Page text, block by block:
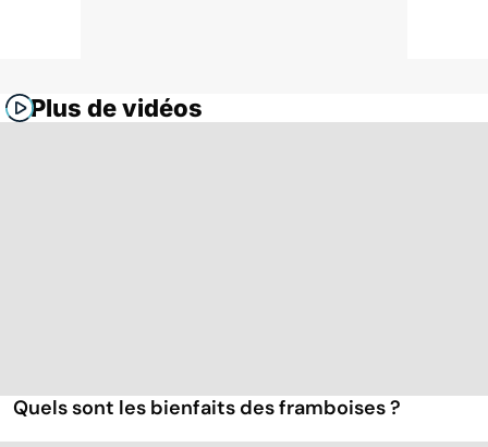
Plus de vidéos
Quels sont les bienfaits des framboises ?